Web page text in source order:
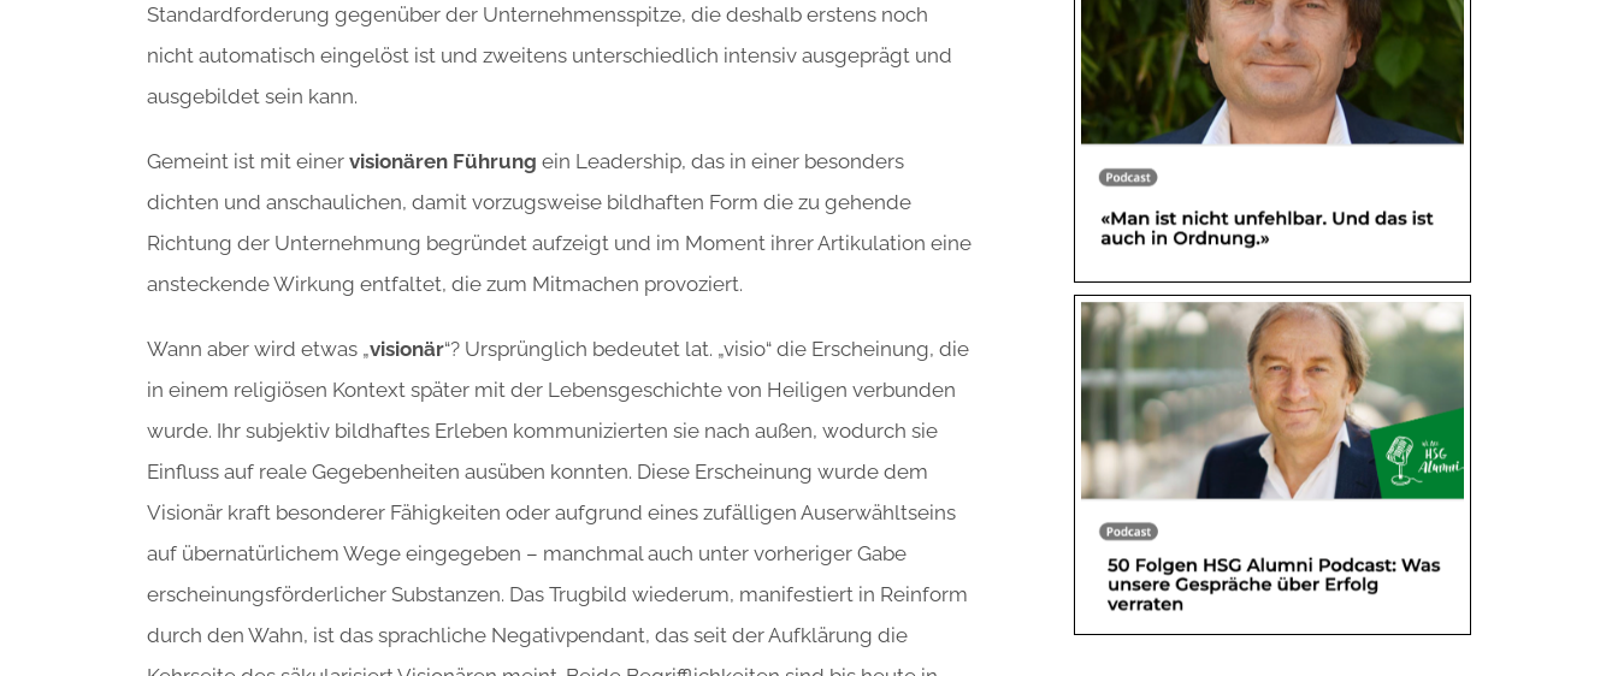
Standardforderung gegenüber der Unternehmensspitze, die deshalb erstens noch
nicht automatisch eingelöst ist und zweitens unterschiedlich intensiv ausgeprägt und
ausgebildet sein kann.
Gemeint ist mit einer visionären Führung ein Leadership, das in einer besonders
dichten und anschaulichen, damit vorzugsweise bildhaften Form die zu gehende
Richtung der Unternehmung begründet aufzeigt und im Moment ihrer Artikulation eine
ansteckende Wirkung entfaltet, die zum Mitmachen provoziert.
Wann aber wird etwas „visionär“? Ursprünglich bedeutet lat. „visio“ die Erscheinung, die
in einem religiösen Kontext später mit der Lebensgeschichte von Heiligen verbunden
wurde. Ihr subjektiv bildhaftes Erleben kommunizierten sie nach außen, wodurch sie
Einfluss auf reale Gegebenheiten ausüben konnten. Diese Erscheinung wurde dem
Visionär kraft besonderer Fähigkeiten oder aufgrund eines zufälligen Auserwähltseins
auf übernatürlichem Wege eingegeben – manchmal auch unter vorheriger Gabe
erscheinungsförderlicher Substanzen. Das Trugbild wiederum, manifestiert in Reinform
durch den Wahn, ist das sprachliche Negativpendant, das seit der Aufklärung die